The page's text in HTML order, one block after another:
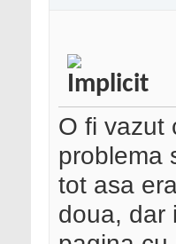
O fi vazut
problema
tot asa
doua, dar